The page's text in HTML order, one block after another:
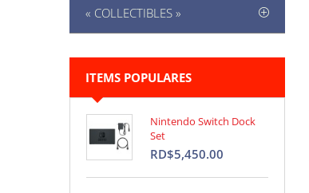
« COLLECTIBLES »
ITEMS POPULARES
Nintendo Switch Dock
Set
RD$5,450.00